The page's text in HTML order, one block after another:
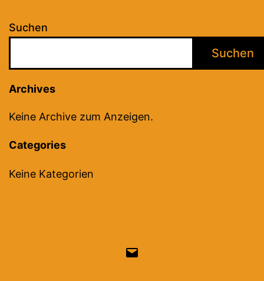
Suchen
Suchen
Archives
Keine Archive zum Anzeigen.
Categories
Keine Kategorien